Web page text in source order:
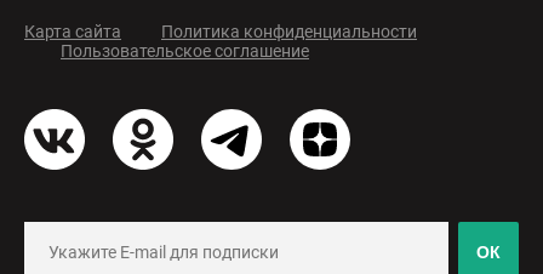
Карта сайта
Политика конфиденциальности
Пользовательское соглашение
ОК